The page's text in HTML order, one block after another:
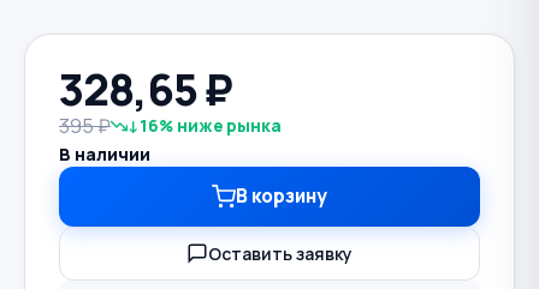
328,65₽
395 ₽ ↓16% ниже рынка
В наличии
В корзину
Оставить заявку